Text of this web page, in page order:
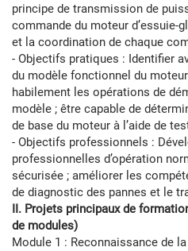
principe de transmission de
commande du moteur d’essuie-
et la coordination de chaque
- Objectifs pratiques : Identifier
du modèle fonctionnel du
habilement les opérations de
modèle ; être capable de
de base du moteur à l’aide de
- Objectifs professionnels :
professionnelles d’opération
sécurisée ; améliorer les
de diagnostic des pannes et le
II. Projets principaux de
de modules)
Module 1 : Reconnaissance de